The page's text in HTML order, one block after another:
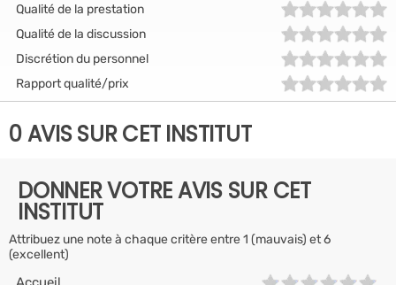
Qualité de la prestation
Qualité de la discussion
Discrétion du personnel
Rapport qualité/prix
0 AVIS SUR CET INSTITUT
DONNER VOTRE AVIS SUR CET
INSTITUT
Attribuez une note à chaque critère entre 1 (mauvais) et 6
(excellent)